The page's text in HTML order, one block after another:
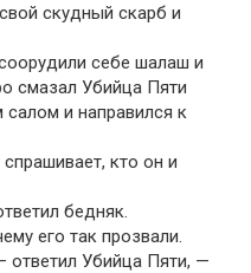
скудный скарб и
себе шалаш и
смазал Убийца Пяти
и направился к
кто он и
бедняк.
его так прозвали.
ответил Убийца Пяти, —